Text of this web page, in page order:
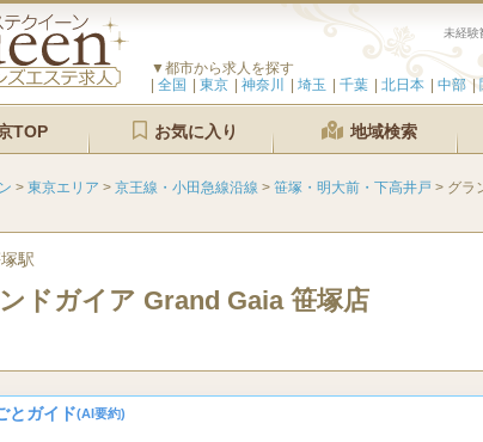
▼都市から求人を探す
全国
東京 神奈川 埼玉 千葉 北日本 中部
TOP お気に入り 地域検索
> 東京エリア > 京王線・小田急線沿線 > 笹塚・明大前・下高井戸 > グラ
駅
ドガイア Grand Gaia 笹塚店
とガイド(AI要約)